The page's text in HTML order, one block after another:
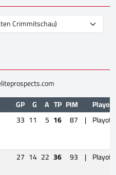
GP G A TP PIM
33 11 5 16 87 |
27 14 22 36 93 |